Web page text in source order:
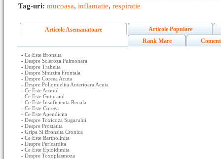
Tag-uri: mucoasa, inflamatie, respiratie
Articole Asemanatoare
Articole Populare
Rank Mare
- Ce Este Bronsita
- Despre Scleroza Pulmonara
- Despre Traheita
- Despre Sinuzita Frontala
- Despre Coreea Acuta
- Despre Poliomielita Anterioara Acuta
- Ce Este Astmul
- Ce Este Guturaiul
- Ce Este Insuficienta Renala
- Ce Este Coreea
- Ce Este Apendicita
- Despre Toxicoza Sugarului
- Despre Prostatita
- Gripa Si Bronsita Cronica
- Ce Este Bartholinita
- Despre Pericardita
- Ce Este Epididimita
- Despre Toxoplasmoza